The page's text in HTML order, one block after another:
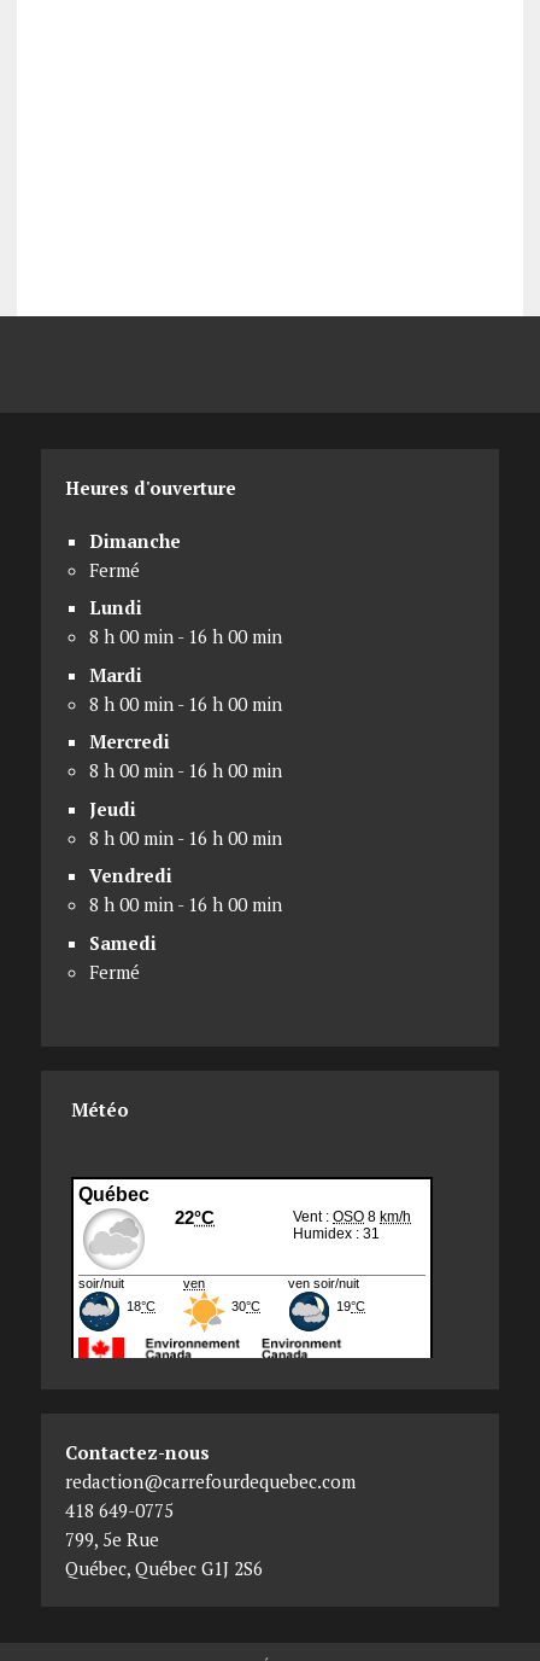
Heures d'ouverture
Dimanche
Fermé
Lundi
8 h 00 min - 16 h 00 min
Mardi
8 h 00 min - 16 h 00 min
Mercredi
8 h 00 min - 16 h 00 min
Jeudi
8 h 00 min - 16 h 00 min
Vendredi
8 h 00 min - 16 h 00 min
Samedi
Fermé
Météo
Contactez-nous
redaction@carrefourdequebec.com
418 649-0775
799, 5e Rue
Québec, Québec G1J 2S6